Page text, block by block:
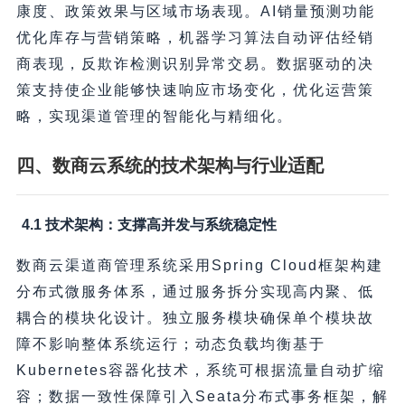
康度、政策效果与区域市场表现。AI销量预测功能
优化库存与营销策略，机器学习算法自动评估经销
商表现，反欺诈检测识别异常交易。数据驱动的决
策支持使企业能够快速响应市场变化，优化运营策
略，实现渠道管理的智能化与精细化。
四、数商云系统的技术架构与行业适配
4.1 技术架构：支撑高并发与系统稳定性
数商云渠道商管理系统采用Spring Cloud框架构建
分布式微服务体系，通过服务拆分实现高内聚、低
耦合的模块化设计。独立服务模块确保单个模块故
障不影响整体系统运行；动态负载均衡基于
Kubernetes容器化技术，系统可根据流量自动扩缩
容；数据一致性保障引入Seata分布式事务框架，解